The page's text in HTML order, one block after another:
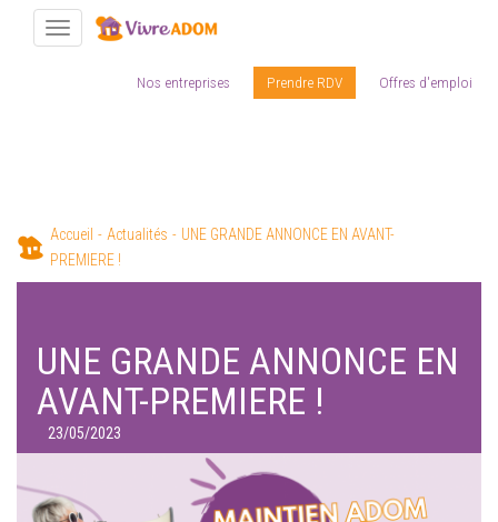
Aller
Nos entreprises Prendre RDV Offres d'emploi
Toggle navigation
Accueil Actualités
UNE GRANDE ANNONCE EN AVANT-
PREMIERE !
UNE GRANDE ANNONCE EN
AVANT-PREMIERE !
23/05/2023